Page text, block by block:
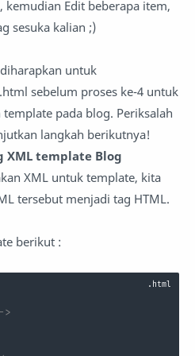
kemudian Edit beberapa item,
sesuka kalian ;)
untuk
sebelum proses ke-4 untuk
pada blog. Periksalah
langkah berikutnya!
XML template Blog
XML untuk template, kita
tersebut menjadi tag HTML.
berikut :
>